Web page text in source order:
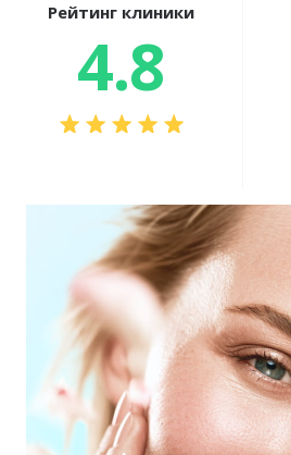
Рейтинг клиники
4.8